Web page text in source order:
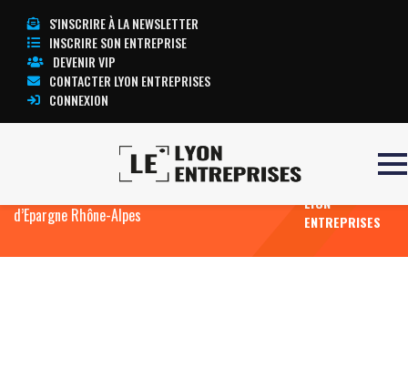
S'INSCRIRE À LA NEWSLETTER
INSCRIRE SON ENTREPRISE
DEVENIR VIP
CONTACTER LYON ENTREPRISES
CONNEXION
Deux nouveaux directeurs pour les Agences
d’Epargne Rhône-Alpes
LYON
ENTREPRISES